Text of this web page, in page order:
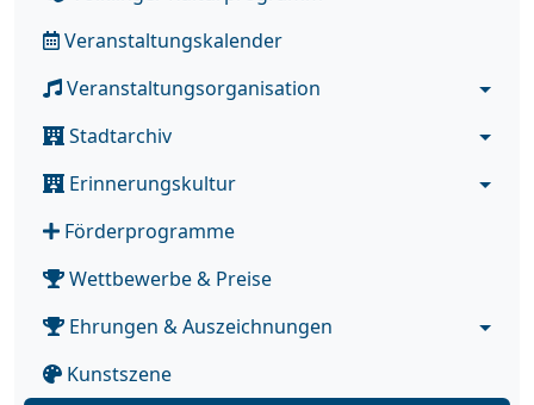
Veranstaltungskalender
Veranstaltungsorganisation
Stadtarchiv
Erinnerungskultur
Förderprogramme
Wettbewerbe & Preise
Ehrungen & Auszeichnungen
Kunstszene